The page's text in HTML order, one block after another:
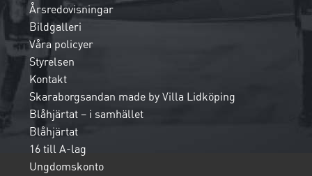
Årsredovisningar
Bildgalleri
Våra policyer
Styrelsen
Kontakt
Skaraborgsandan made by Villa Lidköping
Blåhjärtat – i samhället
Blåhjärtat
16 till A-lag
Ungdomskonto